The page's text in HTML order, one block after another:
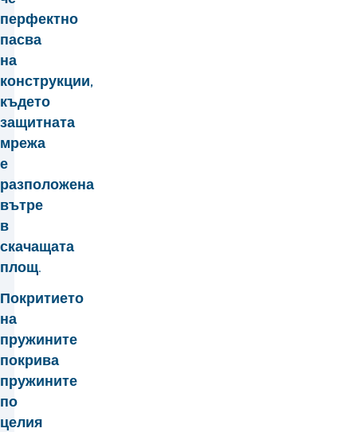
перфектно
пасва
на
конструкции,
където
защитната
мрежа
е
разположена
вътре
в
скачащата
площ.
Покритието
на
пружините
покрива
пружините
по
целия